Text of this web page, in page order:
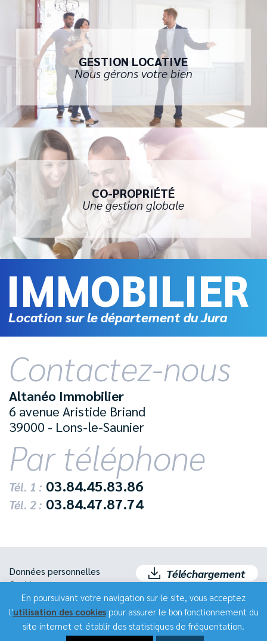
GESTION LOCATIVE
Nous gérons votre bien
CO-PROPRIÉTÉ
Une gestion globale
IMMOBILIER
Location sur le département du Jura
Contactez-nous
Altanéo Immobilier
6 avenue Aristide Briand
39000 - Lons-le-Saunier
Par téléphone
Tél. 1 : 03.84.45.83.86
Tél. 2 : 03.84.47.87.74
Données personnelles
Cookies
Mentions légales
Plan de site
Publigo 2019
Téléchargement
Espace recrutement
En poursuivant votre navigation sur le site, vous acceptez
l'utilisation des cookiespour assurer le bon fonctionnement du
site internet et établir des statistiques de fréquentation.